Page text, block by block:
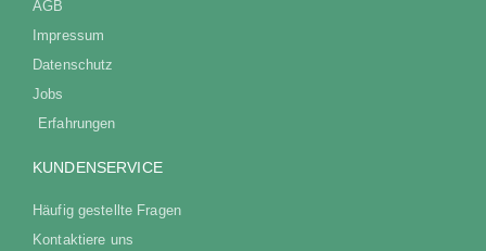
AGB
Impressum
Datenschutz
Jobs
Erfahrungen
KUNDENSERVICE
Häufig gestellte Fragen
Kontaktiere uns